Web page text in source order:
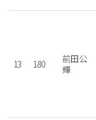
13 180
前田公
輝